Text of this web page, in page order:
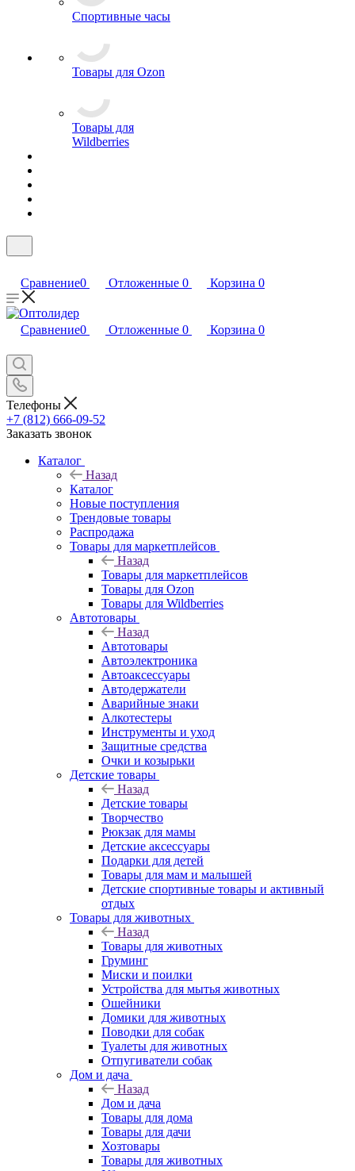
Спортивные часы
Товары для Ozon
Товары для
Wildberries
Сравнение0 Отложенные 0 Корзина 0
Сравнение0 Отложенные 0 Корзина 0
Телефоны
+7 (812) 666-09-52
Заказать звонок
Каталог
Назад
Каталог
Новые поступления
Трендовые товары
Распродажа
Товары для маркетплейсов
Назад
Товары для маркетплейсов
Товары для Ozon
Товары для Wildberries
Автотовары
Назад
Автотовары
Автоэлектроника
Автоаксессуары
Автодержатели
Аварийные знаки
Алкотестеры
Инструменты и уход
Защитные средства
Очки и козырьки
Детские товары
Назад
Детские товары
Творчество
Рюкзак для мамы
Детские аксессуары
Подарки для детей
Товары для мам и малышей
Детские спортивные товары и активный
отдых
Товары для животных
Назад
Товары для животных
Груминг
Миски и поилки
Устройства для мытья животных
Ошейники
Домики для животных
Поводки для собак
Туалеты для животных
Отпугиватели собак
Дом и дача
Назад
Дом и дача
Товары для дома
Товары для дачи
Хозтовары
Товары для животных